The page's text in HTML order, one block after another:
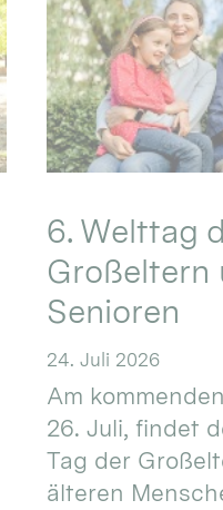
6. Welttag
Großeltern
Senioren
24. Juli 2026
Am
26. Juli, findet
Tag der
älteren